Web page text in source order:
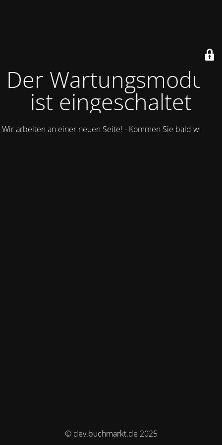
Der Wartungsmodus
ist eingeschaltet
Wir arbeiten an einer neuen Seite! - Kommen Sie bald wieder.
© dev.buchmarkt.de 2025